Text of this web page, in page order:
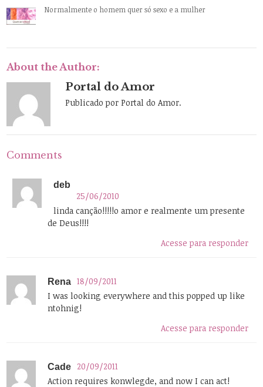
Normalmente o homem quer só sexo e a mulher
About the Author:
Portal do Amor
Publicado por Portal do Amor.
Comments
deb
25/06/2010
linda canção!!!!!o amor e realmente um presente
de Deus!!!!
Acesse para responder
Rena
18/09/2011
I was looking everywhere and this popped up like
ntohnig!
Acesse para responder
Cade
20/09/2011
Action requires konwlegde, and now I can act!